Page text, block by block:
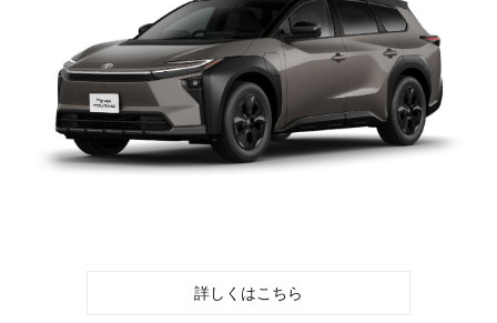
詳しくはこちら